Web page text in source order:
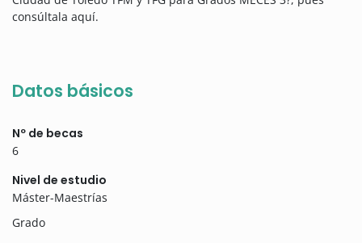
consúltala aquí.
Datos básicos
Nº de becas
6
Nivel de estudio
Máster-Maestrías
Grado